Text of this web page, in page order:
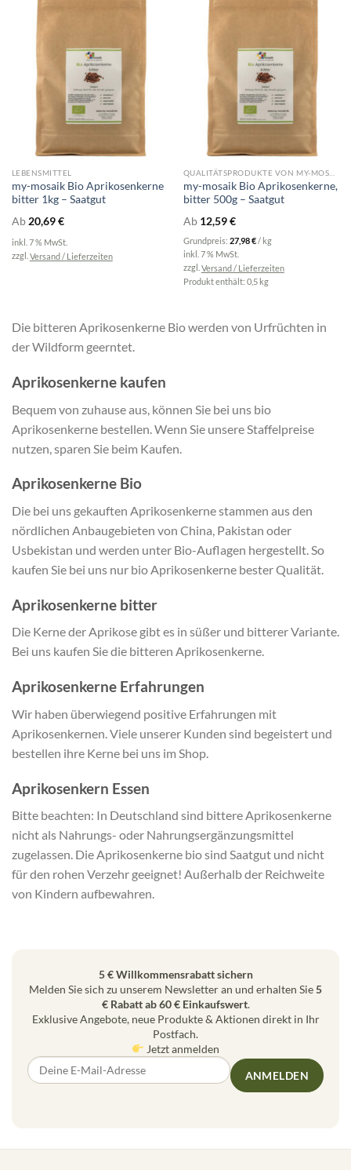
LEBENSMITTEL
my-mosaik Bio Aprikosenkerne
bitter 1kg – Saatgut
Ab 20,69€
inkl. 7 % MwSt.
zzgl. Versand / Lieferzeiten
my-mosaik Bio Aprikosenkerne,
bitter 500g – Saatgut
Ab 12,59€
Grundpreis: 27,98€/ kg
inkl. 7 % MwSt.
zzgl. Versand / Lieferzeiten
Produkt enthält: 0,5 kg
Die bitteren Aprikosenkerne Bio werden von Urfrüchten in
der Wildform geerntet.
Aprikosenkerne kaufen
Bequem von zuhause aus, können Sie bei uns bio
Aprikosenkerne bestellen. Wenn Sie unsere Staffelpreise
nutzen, sparen Sie beim Kaufen.
Aprikosenkerne Bio
Die bei uns gekauften Aprikosenkerne stammen aus den
nördlichen Anbaugebieten von China, Pakistan oder
Usbekistan und werden unter Bio-Auflagen hergestellt. So
kaufen Sie bei uns nur bio Aprikosenkerne bester Qualität.
Aprikosenkerne bitter
Die Kerne der Aprikose gibt es in süßer und bitterer Variante.
Bei uns kaufen Sie die bitteren Aprikosenkerne.
Aprikosenkerne Erfahrungen
Wir haben überwiegend positive Erfahrungen mit
Aprikosenkernen. Viele unserer Kunden sind begeistert und
bestellen ihre Kerne bei uns im Shop.
Aprikosenkern Essen
Bitte beachten: In Deutschland sind bittere Aprikosenkerne
nicht als Nahrungs- oder Nahrungsergänzungsmittel
zugelassen. Die Aprikosenkerne bio sind Saatgut und nicht
für den rohen Verzehr geeignet! Außerhalb der Reichweite
von Kindern aufbewahren.
5 € Willkommensrabatt sichern
Melden Sie sich zu unserem Newsletter an und erhalten Sie5
€ Rabatt ab 60 € Einkaufswert.
Exklusive Angebote, neue Produkte & Aktionen direkt in Ihr
Postfach.
Jetzt anmelden
ANMELDEN